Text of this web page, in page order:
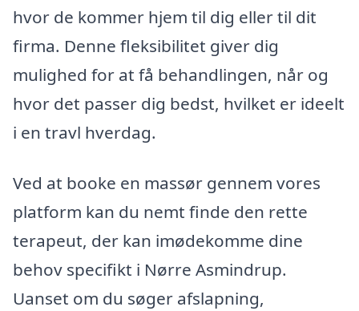
hvor de kommer hjem til dig eller til dit
firma. Denne fleksibilitet giver dig
mulighed for at få behandlingen, når og
hvor det passer dig bedst, hvilket er ideelt
i en travl hverdag.
Ved at booke en massør gennem vores
platform kan du nemt finde den rette
terapeut, der kan imødekomme dine
behov specifikt i Nørre Asmindrup.
Uanset om du søger afslapning,